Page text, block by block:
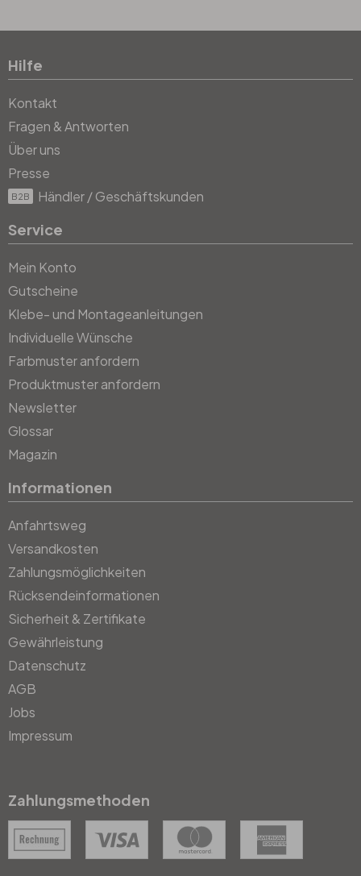
Hilfe
Kontakt
Fragen & Antworten
Über uns
Presse
B2B Händler / Geschäftskunden
Service
Mein Konto
Gutscheine
Klebe- und Montageanleitungen
Individuelle Wünsche
Farbmuster anfordern
Produktmuster anfordern
Newsletter
Glossar
Magazin
Informationen
Anfahrtsweg
Versandkosten
Zahlungsmöglichkeiten
Rücksendeinformationen
Sicherheit & Zertifikate
Gewährleistung
Datenschutz
AGB
Jobs
Impressum
Zahlungsmethoden